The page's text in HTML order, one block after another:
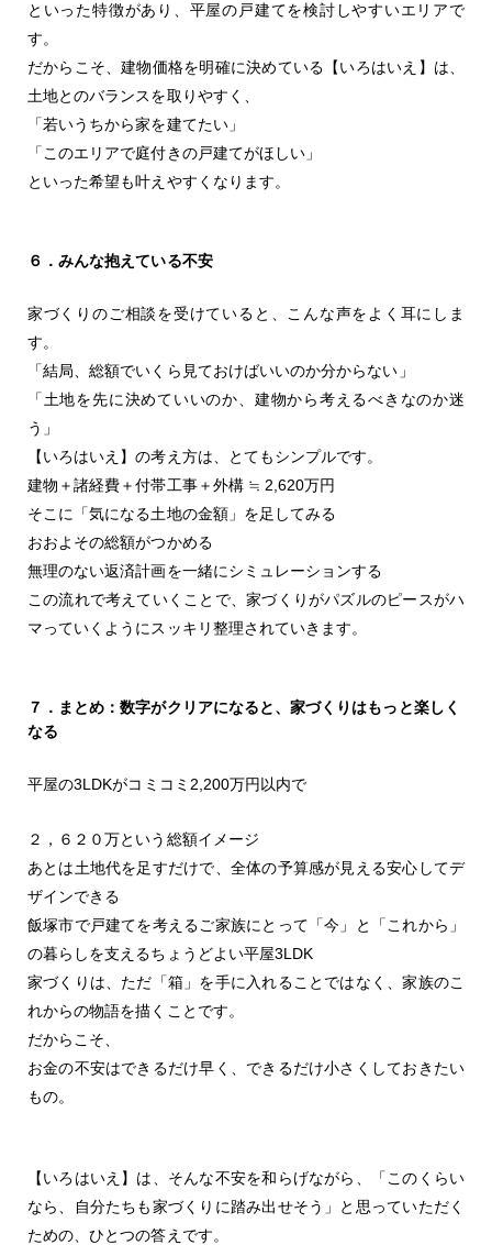
といった特徴があり、平屋の戸建てを検討しやすいエリアで
す。
だからこそ、建物価格を明確に決めている【いろはいえ】は、
土地とのバランスを取りやすく、
「若いうちから家を建てたい」
「このエリアで庭付きの戸建てがほしい」
といった希望も叶えやすくなります。
６．みんな抱えている不安
家づくりのご相談を受けていると、こんな声をよく耳にしま
す。
「結局、総額でいくら見ておけばいいのか分からない」
「土地を先に決めていいのか、建物から考えるべきなのか迷
う」
【いろはいえ】の考え方は、とてもシンプルです。
建物＋諸経費＋付帯工事＋外構 ≒ 2,620万円
そこに「気になる土地の金額」を足してみる
おおよその総額がつかめる
無理のない返済計画を一緒にシミュレーションする
この流れで考えていくことで、家づくりがパズルのピースがハ
マっていくようにスッキリ整理されていきます。
７．まとめ：数字がクリアになると、家づくりはもっと楽しく
なる
平屋の3LDKがコミコミ2,200万円以内で
２，６２０万という総額イメージ
あとは土地代を足すだけで、全体の予算感が見える安心してデ
ザインできる
飯塚市で戸建てを考えるご家族にとって「今」と「これから」
の暮らしを支えるちょうどよい平屋3LDK
家づくりは、ただ「箱」を手に入れることではなく、家族のこ
れからの物語を描くことです。
だからこそ、
お金の不安はできるだけ早く、できるだけ小さくしておきたい
もの。
【いろはいえ】は、そんな不安を和らげながら、「このくらい
なら、自分たちも家づくりに踏み出せそう」と思っていただく
ための、ひとつの答えです。